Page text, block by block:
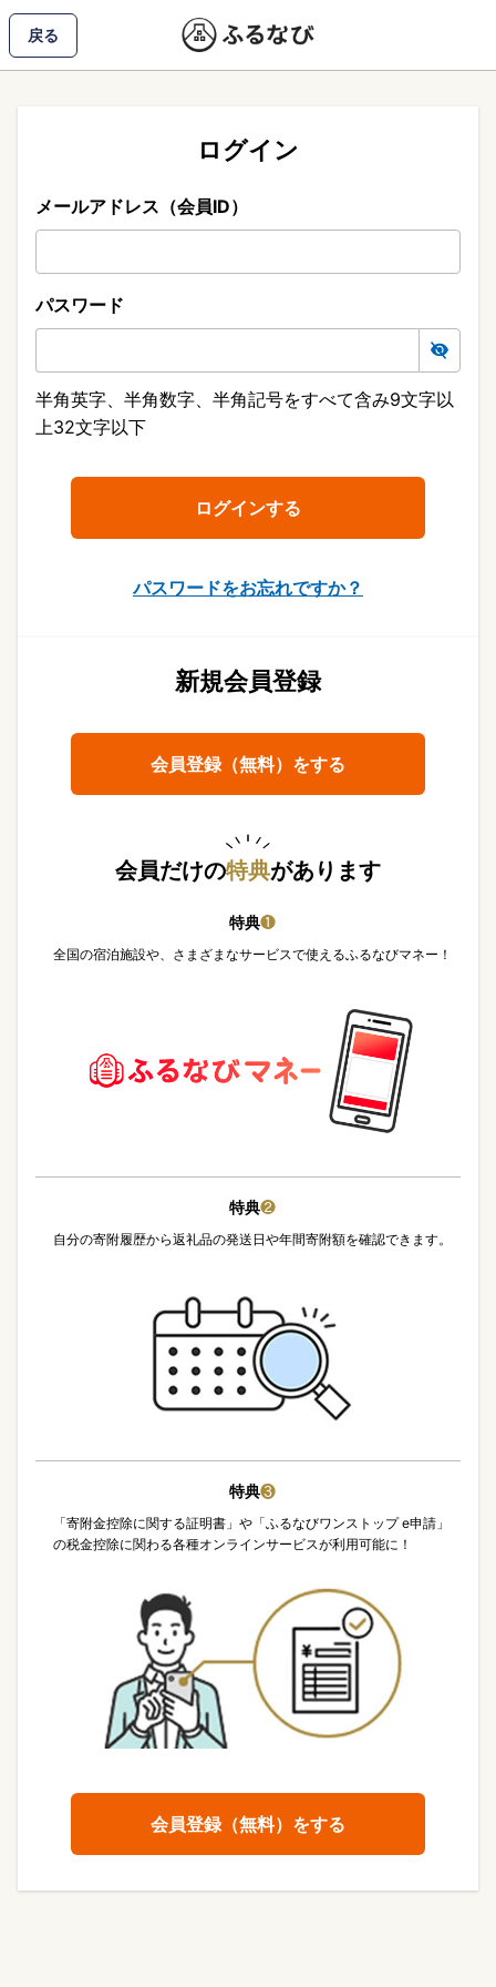
戻る
ログイン
メールアドレス（会員ID）
パスワード
半角英字、半角数字、半角記号をすべて含み9文字以
上32文字以下
パスワードをお忘れですか？
新規会員登録
会員登録（無料）をする
会員だけの特典があります
特典❶
全国の宿泊施設や、さまざまなサービスで使えるふるなびマネー！
特典❷
自分の寄附履歴から返礼品の発送日や年間寄附額を確認できます。
特典❸
「寄附金控除に関する証明書」や「ふるなびワンストップ e申請」
の税金控除に関わる各種オンラインサービスが利用可能に！
会員登録（無料）をする